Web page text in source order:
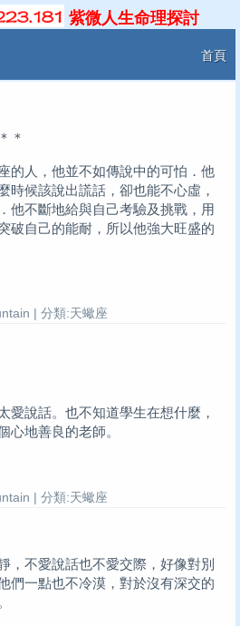
紫微人生命理探討
首頁
＊
人，他並不如傳說中的可怕．他
時候該說出謊話，卻也能不心虛，
他不斷地給與自己考驗及挑戰，用
破自己的能耐，所以他強大旺盛的
| 分類:天蠍座
愛說話。也不知道學生在想什麼，
心地善良的老師。
| 分類:天蠍座
不愛說話也不愛交際，好像對別
們一點也不冷漠，對於沒有深交的